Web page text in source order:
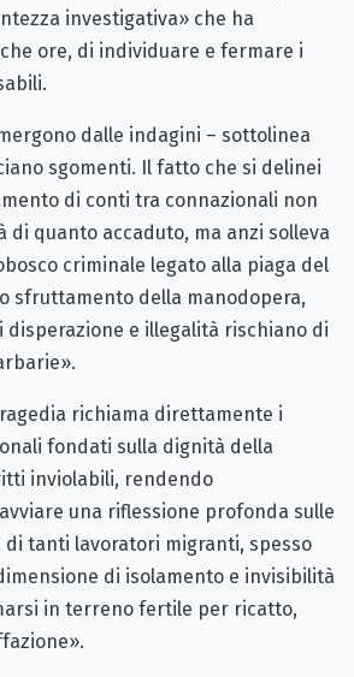
investigativa» che ha
ore, di individuare e fermare i
dalle indagini – sottolinea
sgomenti. Il fatto che si delinei
di conti tra connazionali non
di quanto accaduto, ma anzi solleva
criminale legato alla piaga del
sfruttamento della manodopera,
disperazione e illegalità rischiano di
richiama direttamente i
fondati sulla dignità della
inviolabili, rendendo
una riflessione profonda sulle
di tanti lavoratori migranti, spesso
di isolamento e invisibilità
in terreno fertile per ricatto,